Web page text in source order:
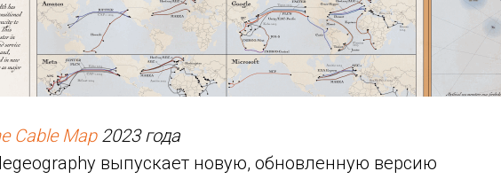
Cable Map2023 года
выпускает новую, обновленную версию